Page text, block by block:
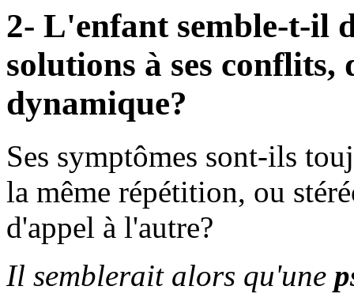
2- L'enfant semble-t-il
solutions à ses conflits,
dynamique?
Ses symptômes sont-ils
la même répétition, ou
d'appel à l'autre?
Il semblerait alors qu'une